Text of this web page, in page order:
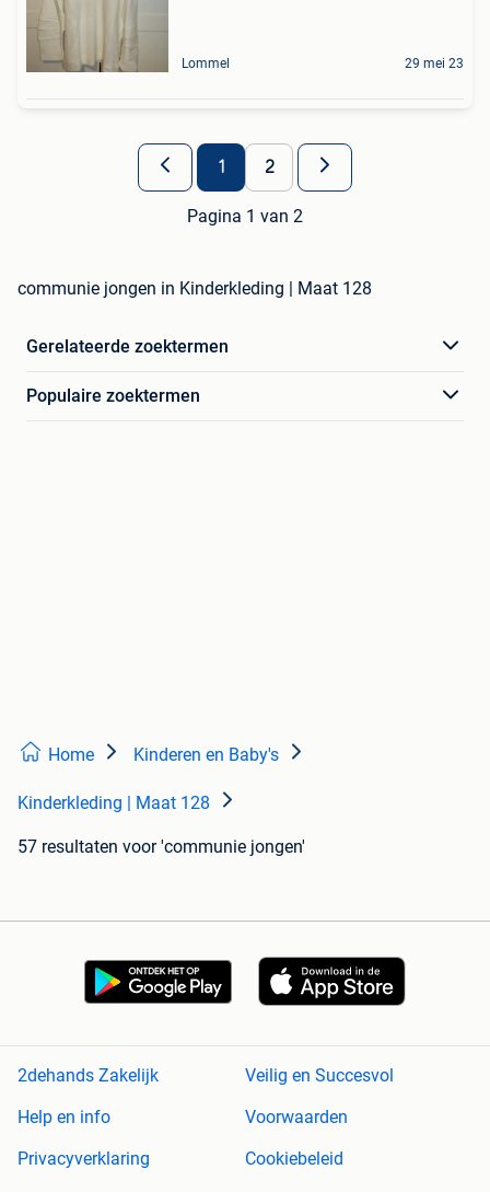
Lommel 29 mei 23
1 2
Pagina 1 van 2
communie jongen in Kinderkleding | Maat 128
Gerelateerde zoektermen
Populaire zoektermen
Home Kinderen en Baby's
Kinderkleding | Maat 128
57 resultaten voor 'communie jongen'
2dehands Zakelijk
Veilig en Succesvol
Help en info
Voorwaarden
Privacyverklaring
Cookiebeleid